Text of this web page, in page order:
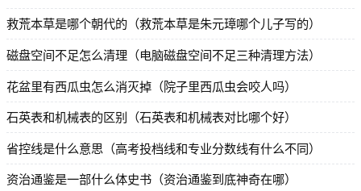
救荒本草是哪个朝代的（救荒本草是朱元璋哪个儿子写的）
磁盘空间不足怎么清理（电脑磁盘空间不足三种清理方法）
花盆里有西瓜虫怎么消灭掉（院子里西瓜虫会咬人吗）
石英表和机械表的区别（石英表和机械表对比哪个好）
省控线是什么意思（高考投档线和专业分数线有什么不同）
资治通鉴是一部什么体史书（资治通鉴到底神奇在哪）